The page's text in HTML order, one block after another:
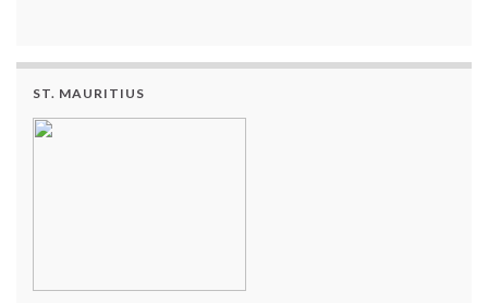
ST. MAURITIUS